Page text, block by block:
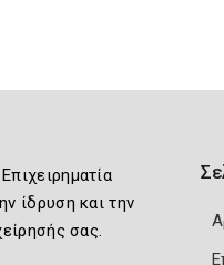
ίδρυση και την
σας.